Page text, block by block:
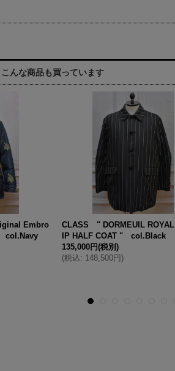
んな商品も買っています
Embro
col.Navy
CLASS " DORMEUIL ROYAL
IP HALF COAT " col.Black
135,000円(税別)
(税込: 148,500円)